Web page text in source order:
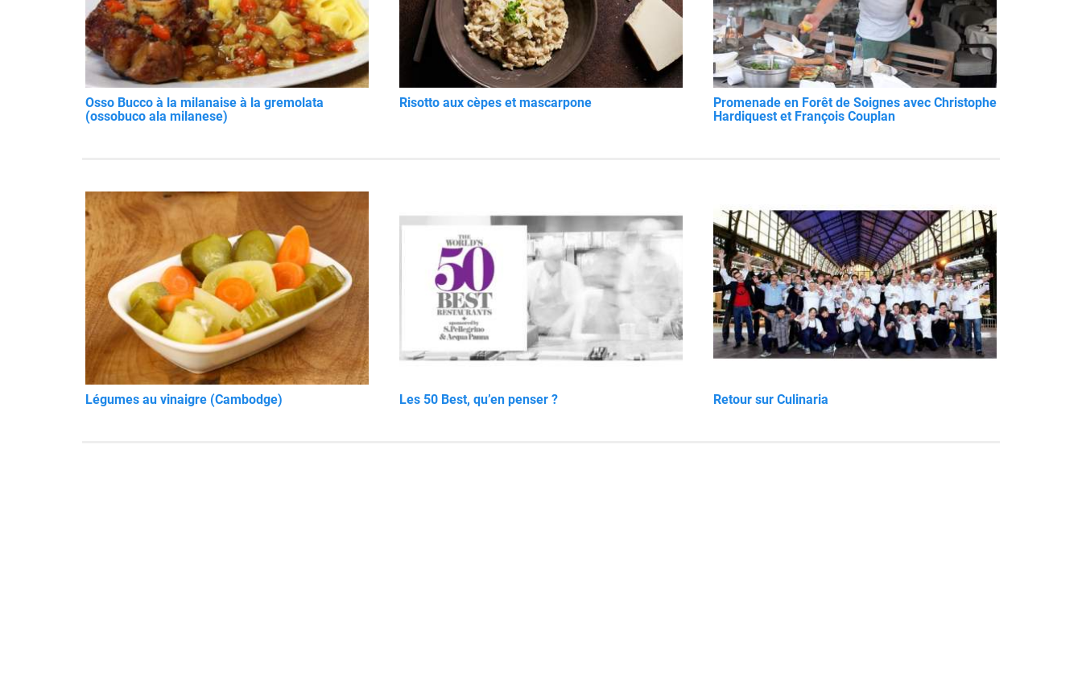
Osso Bucco à la milanaise à la gremolata
(ossobuco ala milanese)
Risotto aux cèpes et mascarpone
Promenade en Forêt de Soignes avec Christophe
Hardiquest et François Couplan
Légumes au vinaigre (Cambodge) Les 50 Best, qu’en penser ? Retour sur Culinaria